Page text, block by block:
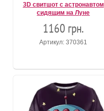
3D свитшот с астронавтом
сидящим на Луне
1160 грн.
Артикул: 370361